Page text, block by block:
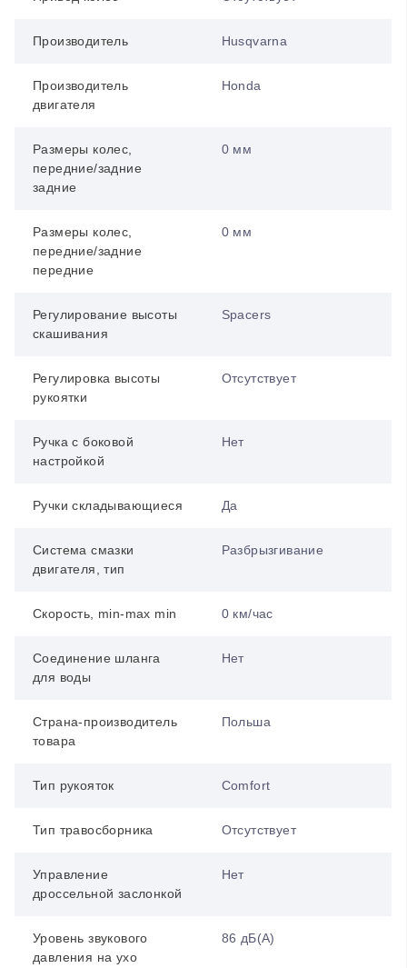
Производитель Husqvarna
Производитель
двигателя
Honda
Размеры колес,
передние/задние
задние
0 мм
Размеры колес,
передние/задние
передние
0 мм
Регулирование высоты
скашивания
Spacers
Регулировка высоты
рукоятки
Отсутствует
Ручка с боковой
настройкой
Нет
Ручки складывающиеся Да
Система смазки
двигателя, тип
Разбрызгивание
Скорость, min-max min 0 км/час
Соединение шланга
для воды
Нет
Страна-производитель
товара
Польша
Тип рукояток Comfort
Тип травосборника Отсутствует
Управление
дроссельной заслонкой
Нет
Уровень звукового
давления на ухо
86 дБ(А)